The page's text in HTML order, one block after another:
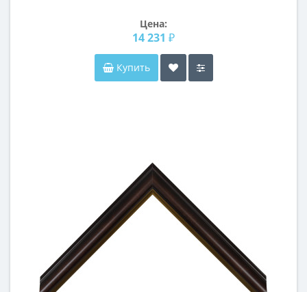
Цена:
14 231 ₽
Купить